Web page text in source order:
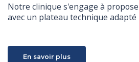
Notre clinique s'engage à
avec un plateau technique adapté
En savoir plus